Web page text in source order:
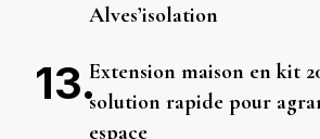
Alves’isolation
Extension maison en kit
solution rapide pour
espace